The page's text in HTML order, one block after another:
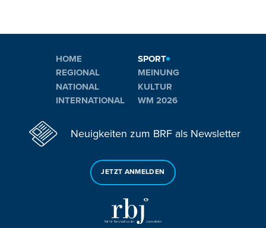
HOME
REGIONAL
NATIONAL
INTERNATIONAL
SPORT
MEINUNG
KULTUR
WM 2026
Neuigkeiten zum BRF als Newsletter
JETZT ANMELDEN